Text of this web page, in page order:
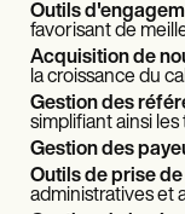
Outils
favorisant de
Acquisition de
la croissance du
Gestion des
simplifiant ainsi les
Gestion des
Outils de prise
administratives et